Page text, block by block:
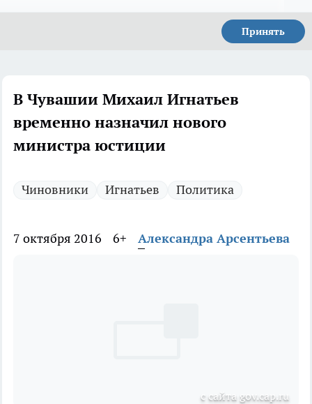
Принять
В Чувашии Михаил Игнатьев
временно назначил нового
министра юстиции
Чиновники Игнатьев Политика
7 октября 2016 6+ Александра Арсентьева
с сайта gov.cap.ru